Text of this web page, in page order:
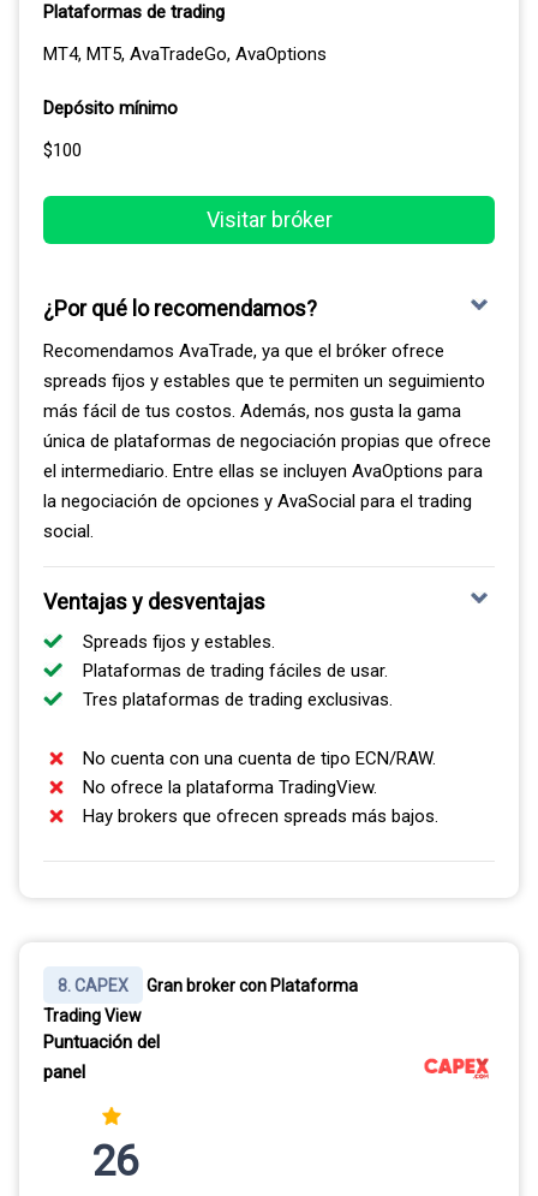
Plataformas de trading
MT4, MT5, AvaTradeGo, AvaOptions
Depósito mínimo
$100
Visitar bróker
¿Por qué lo recomendamos?
Recomendamos AvaTrade, ya que el bróker ofrece
spreads fijos y estables que te permiten un seguimiento
más fácil de tus costos. Además, nos gusta la gama
única de plataformas de negociación propias que ofrece
el intermediario. Entre ellas se incluyen AvaOptions para
la negociación de opciones y AvaSocial para el trading
social.
Ventajas y desventajas
Spreads fijos y estables.
Plataformas de trading fáciles de usar.
Tres plataformas de trading exclusivas.
No cuenta con una cuenta de tipo ECN/RAW.
No ofrece la plataforma TradingView.
Hay brokers que ofrecen spreads más bajos.
8. CAPEX
Gran broker con Plataforma
Trading View
Puntuación del
panel
26